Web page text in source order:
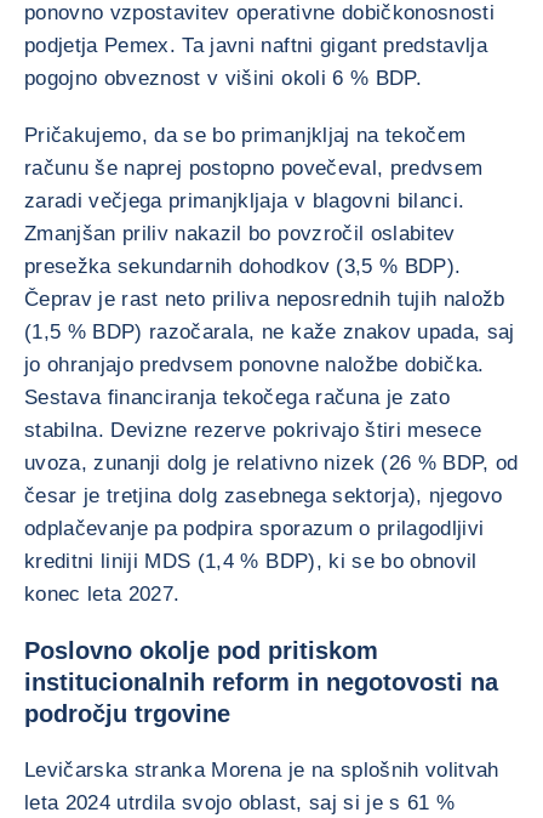
ponovno vzpostavitev operativne dobičkonosnosti
podjetja Pemex. Ta javni naftni gigant predstavlja
pogojno obveznost v višini okoli 6 % BDP.
Pričakujemo, da se bo primanjkljaj na tekočem
računu še naprej postopno povečeval, predvsem
zaradi večjega primanjkljaja v blagovni bilanci.
Zmanjšan priliv nakazil bo povzročil oslabitev
presežka sekundarnih dohodkov (3,5 % BDP).
Čeprav je rast neto priliva neposrednih tujih naložb
(1,5 % BDP) razočarala, ne kaže znakov upada, saj
jo ohranjajo predvsem ponovne naložbe dobička.
Sestava financiranja tekočega računa je zato
stabilna. Devizne rezerve pokrivajo štiri mesece
uvoza, zunanji dolg je relativno nizek (26 % BDP, od
česar je tretjina dolg zasebnega sektorja), njegovo
odplačevanje pa podpira sporazum o prilagodljivi
kreditni liniji MDS (1,4 % BDP), ki se bo obnovil
konec leta 2027.
Poslovno okolje pod pritiskom
institucionalnih reform in negotovosti na
področju trgovine
Levičarska stranka Morena je na splošnih volitvah
leta 2024 utrdila svojo oblast, saj si je s 61 %